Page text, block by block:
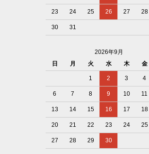
23 24 25 26 27 28
30 31
2026年9月
日
月 火 水 木 金
1 2 3 4
6 7 8 9 10 11
13 14 15 16 17 18
20 21 22 23 24 25
27 28 29 30